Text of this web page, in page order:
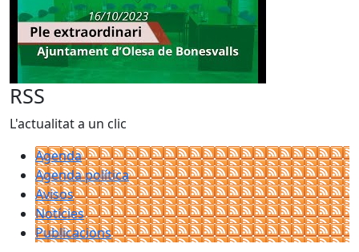
RSS
L'actualitat a un clic
Agenda
Agenda política
Avisos
Notícies
Publicacions